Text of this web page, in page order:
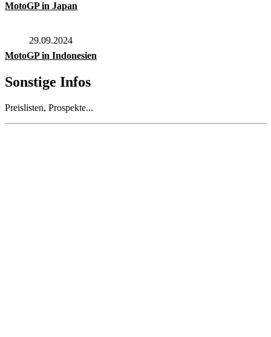
MotoGP in Japan
29.09.2024
MotoGP in Indonesien
Sonstige Infos
Preislisten, Prospekte...